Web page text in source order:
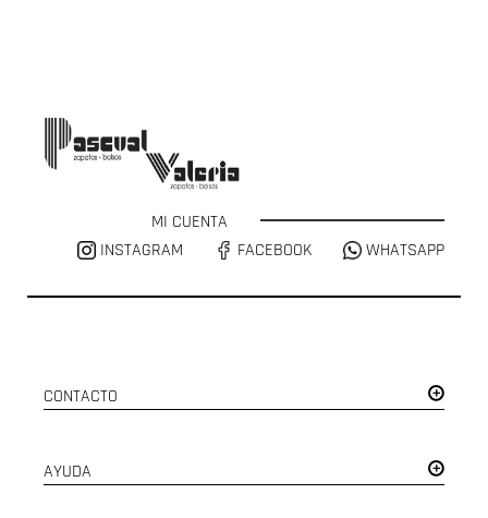
MI CUENTA
INSTAGRAM
FACEBOOK WHATSAPP
CONTACTO
AYUDA